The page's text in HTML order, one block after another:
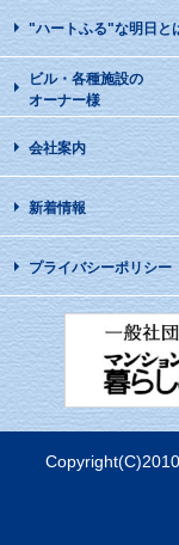
"ハートふる"な明日 と
ビル・各種施設の
オーナー様
会社案内
新着情報
プライバシーポリシー